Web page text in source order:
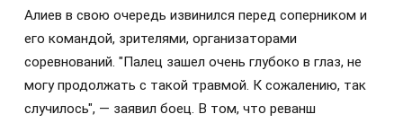
Алиев в свою очередь извинился перед соперником и
его командой, зрителями, организаторами
соревнований. "Палец зашел очень глубоко в глаз, не
могу продолжать с такой травмой. К сожалению, так
случилось", — заявил боец. В том, что реванш